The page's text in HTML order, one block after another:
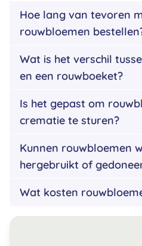
Hoe lang van tevoren
rouwbloemen
Wat is het verschil
en een rouwboeket?
Is het gepast om
crematie te sturen?
Kunnen rouwbloemen
hergebruikt of
Wat kosten